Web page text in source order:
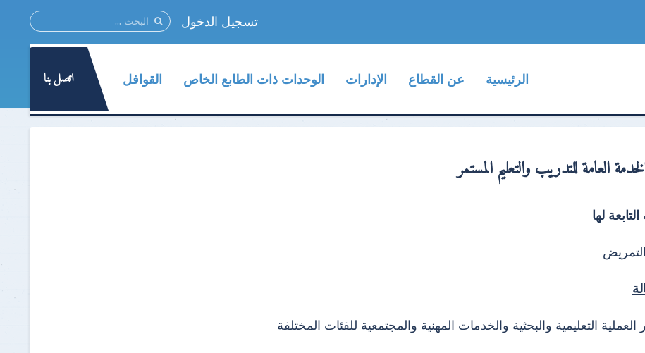
تسجيل الدخول
الرئيسية عن القطاع الإدارات الوحدات ذات الطابع الخاص القوافل اتصل بنا
العامة للتدريب والتعليم المستمر
لها
العملية التعليمية والبحثية والخدمات المهنية والمجتمعية للفئات المختلفة